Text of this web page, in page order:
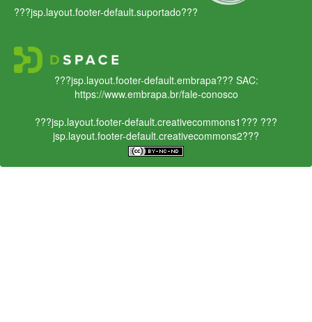
???jsp.layout.footer-default.suportado???
???jsp.layout.footer-default.embrapa??? SAC:
https://www.embrapa.br/fale-conosco
???jsp.layout.footer-default.creativecommons1??? ???
jsp.layout.footer-default.creativecommons2???